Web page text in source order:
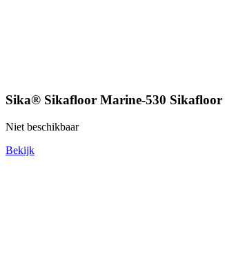
Sika® Sikafloor Marine-530 Sikafloor
Niet beschikbaar
Bekijk